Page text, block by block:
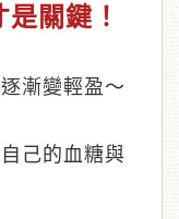
關鍵！
漸變輕盈～
己的血糖與